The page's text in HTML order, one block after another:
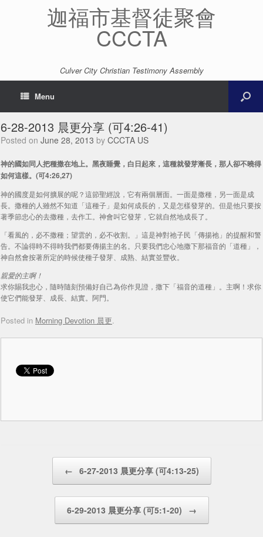
迦福市基督徒聚會
CCCTA
Culver City Christian Testimony Assembly
Menu
6-28-2013 晨更分享 (可4:26-41)
Posted on June 28, 2013 by CCCTA US
神的國如同人把種撒在地上。黑夜睡覺，白日起來，這種就發芽漸長，那人卻不曉得
如何這樣。(可4:26,27)
神的國度是如何擴展的呢？這節聖經說，它有兩個層面。一面是撒種，另一面是成
長。撒種的人雖然不知道「這種子」是如何成長的，又是怎樣發芽的。但是他只要按
著季節忠心的去撒種，去作工。神會叫它發芽，它就自然地成長了。
「看風的，必不撒種；望雲的，必不收割。」這是神對祂子民「傳揚祂」的提醒和警
告。不論得時不得時我們都要傳揚主的名。只要我們忠心地撒下那福音的「道種」，
神自然會按著所定的時候使種子發芽、成熟、結實並豐收。
親愛的主啊！
求你賜我忠心，隨時隨刻預備好自己為你作見證，撒下「福音的道種」。主啊！求你
使它們能發芽、成長、結實。阿門。
Posted in Morning Devotion 晨更.
← 6-27-2013 晨更分享 (可4:13-25)
6-29-2013 晨更分享 (可5:1-20) →